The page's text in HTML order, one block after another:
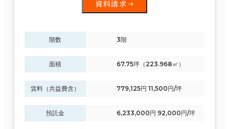
資料請求
階数 3階
面積 67.75坪（223.968㎡）
賃料（共益費含） 779,125円 11,500円/坪
預託金 6,233,000円 92,000円/坪